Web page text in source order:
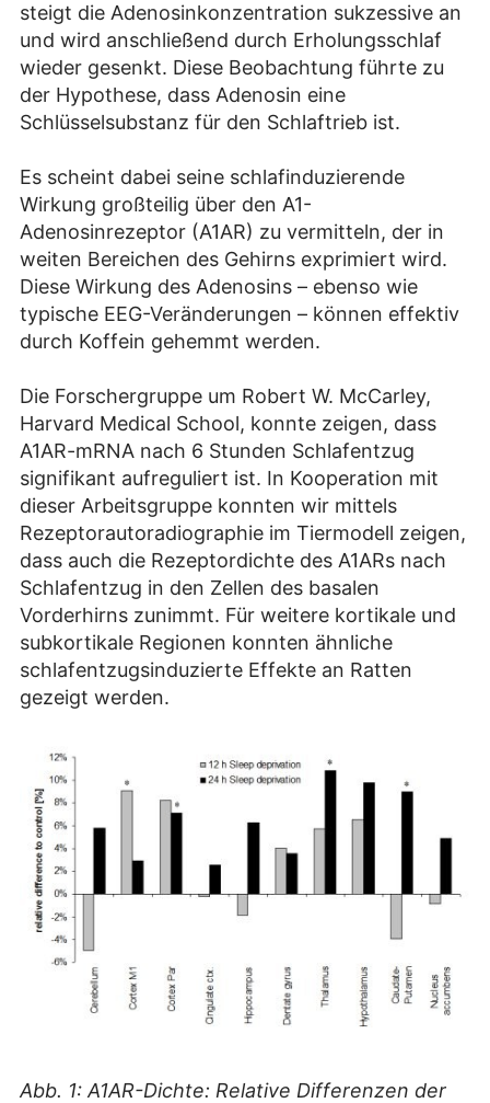
steigt die Adenosinkonzentration sukzessive an
und wird anschließend durch Erholungsschlaf
wieder gesenkt. Diese Beobachtung führte zu
der Hypothese, dass Adenosin eine
Schlüsselsubstanz für den Schlaftrieb ist.
Es scheint dabei seine schlafinduzierende
Wirkung großteilig über den A1-
Adenosinrezeptor (A1AR) zu vermitteln, der in
weiten Bereichen des Gehirns exprimiert wird.
Diese Wirkung des Adenosins – ebenso wie
typische EEG-Veränderungen – können effektiv
durch Koffein gehemmt werden.
Die Forschergruppe um Robert W. McCarley,
Harvard Medical School, konnte zeigen, dass
A1AR-mRNA nach 6 Stunden Schlafentzug
signifikant aufreguliert ist. In Kooperation mit
dieser Arbeitsgruppe konnten wir mittels
Rezeptorautoradiographie im Tiermodell zeigen,
dass auch die Rezeptordichte des A1ARs nach
Schlafentzug in den Zellen des basalen
Vorderhirns zunimmt. Für weitere kortikale und
subkortikale Regionen konnten ähnliche
schlafentzugsinduzierte Effekte an Ratten
gezeigt werden.
Abb. 1: A1AR-Dichte: Relative Differenzen der